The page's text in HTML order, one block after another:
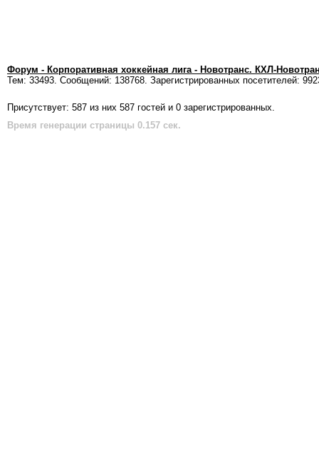
Форум - Корпоративная хоккейная лига - Новотранс. КХЛ-
Тем: 33493. Сообщений: 138768. Зарегистрированных посетителей:
Присутствует: 587 из них 587 гостей и 0 зарегистрированных.
Время генерации страницы 0.157 сек.